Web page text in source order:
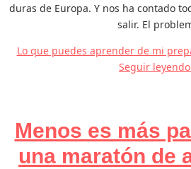
duras de Europa. Y nos ha contado
salir. El
Lo que puedes aprender de mi
Seguir
Menos es más
una maratón de